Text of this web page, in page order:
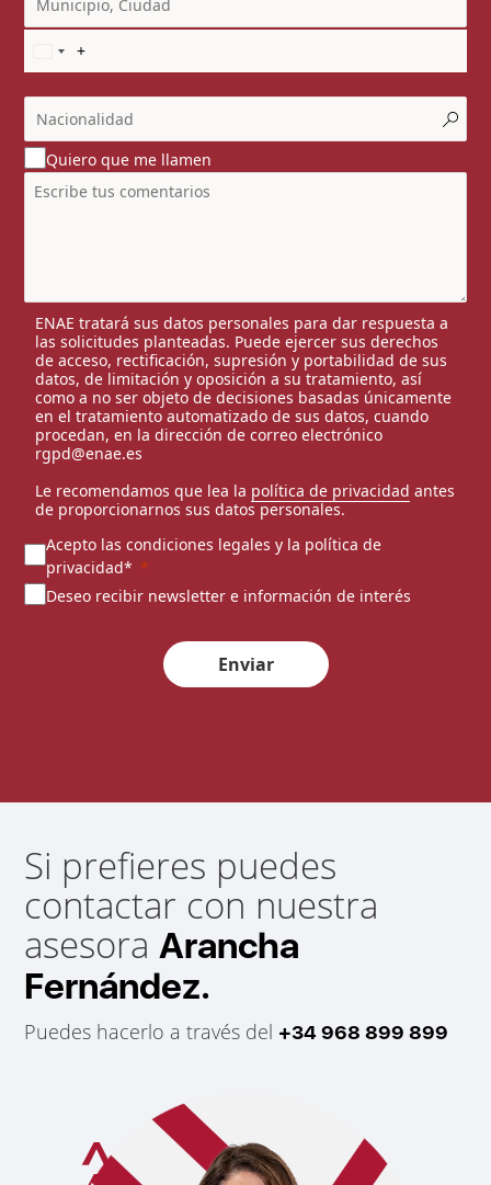
Quiero que me llamen
ENAE tratará sus datos personales para dar respuesta a
las solicitudes planteadas. Puede ejercer sus derechos
de acceso, rectificación, supresión y portabilidad de sus
datos, de limitación y oposición a su tratamiento, así
como a no ser objeto de decisiones basadas únicamente
en el tratamiento automatizado de sus datos, cuando
procedan, en la dirección de correo electrónico
rgpd@enae.es
Le recomendamos que lea la política de privacidad antes
de proporcionarnos sus datos personales.
Acepto las condiciones legales y la política de
privacidad*
Deseo recibir newsletter e información de interés
Enviar
Si prefieres puedes
contactar con nuestra
asesoraArancha
Fernández.
Puedes hacerlo a través del +34 968 899 899